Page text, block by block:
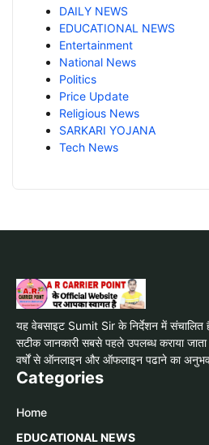
DAILY NEWS
EDUCATIONAL NEWS
Entertainment
National News
Politics
Price Update
Religious News
SARKARI YOJANA
Tech News
यह वेबसाइट Sumit Sir के निर्देशन में
सटीक जानकारी सबसे पहले उपलब्ध कराया
वर्षों से ऑनलाइन और ऑफलाइन पढाने का
Categories
Home
EDUCATIONAL NEWS